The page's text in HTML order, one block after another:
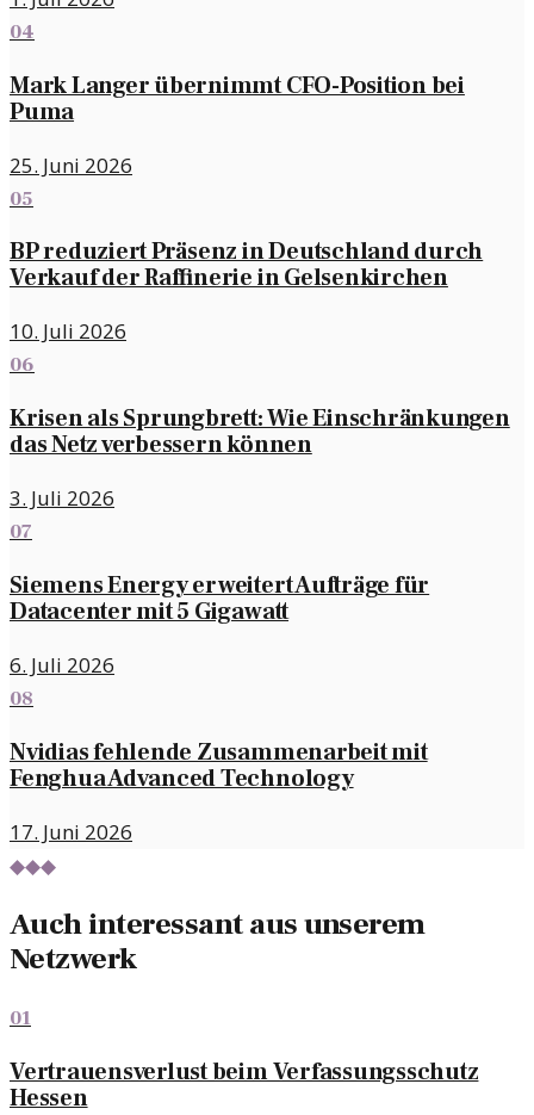
04
Mark Langer übernimmt CFO-Position bei
Puma
25. Juni 2026
05
BP reduziert Präsenz in Deutschland durch
Verkauf der Raffinerie in Gelsenkirchen
10. Juli 2026
06
Krisen als Sprungbrett: Wie Einschränkungen
das Netz verbessern können
3. Juli 2026
07
Siemens Energy erweitert Aufträge für
Datacenter mit 5 Gigawatt
6. Juli 2026
08
Nvidias fehlende Zusammenarbeit mit
Fenghua Advanced Technology
17. Juni 2026
◆◆◆
Auch interessant aus unserem
Netzwerk
01
Vertrauensverlust beim Verfassungsschutz
Hessen